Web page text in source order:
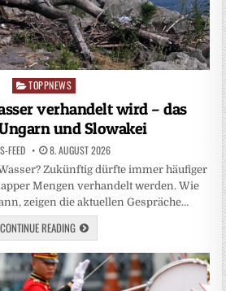
Posted
TOPPNEWS
verhandelt wird – das
und Slowakei
FEED 8. AUGUST 2026
Zukünftig dürfte immer häufiger
Mengen verhandelt werden. Wie
zeigen die aktuellen Gespräche…
CONTINUE READING